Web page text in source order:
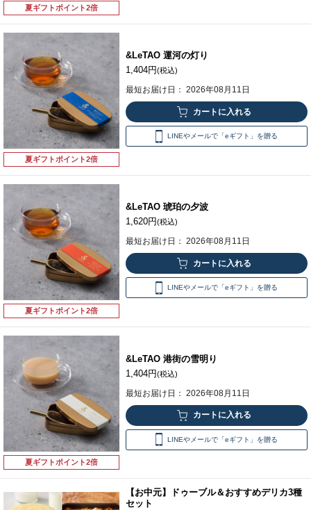
夏ギフトポイント2倍
夏ギフトポイント2倍
&LeTAO 運河の灯り
1,404円(税込)
最短お届け日： 2026年08月11日
LINEやメールで「eギフト」を贈る
夏ギフトポイント2倍
&LeTAO 琥珀の夕波
1,620円(税込)
最短お届け日： 2026年08月11日
LINEやメールで「eギフト」を贈る
夏ギフトポイント2倍
&LeTAO 港街の雪明り
1,404円(税込)
最短お届け日： 2026年08月11日
LINEやメールで「eギフト」を贈る
【お中元】ドゥーブル＆おすすめデリカ3種
セット